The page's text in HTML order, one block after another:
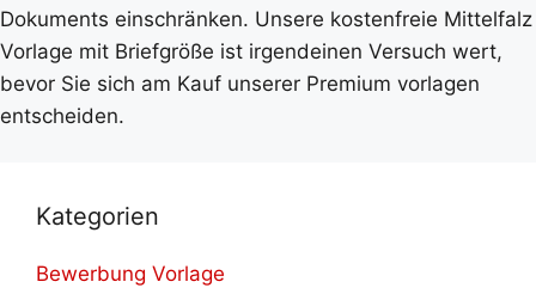
Dokuments einschränken. Unsere kostenfreie Mittelfalz
Vorlage mit Briefgröße ist irgendeinen Versuch wert,
bevor Sie sich am Kauf unserer Premium vorlagen
entscheiden.
Kategorien
Bewerbung Vorlage